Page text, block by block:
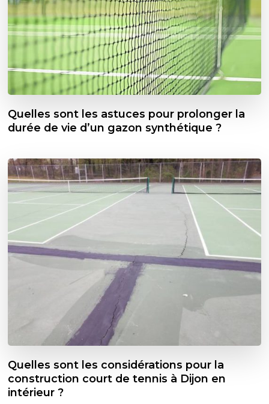
Quelles sont les astuces pour prolonger la
durée de vie d’un gazon synthétique ?
Quelles sont les considérations pour la
construction court de tennis à Dijon en
intérieur ?